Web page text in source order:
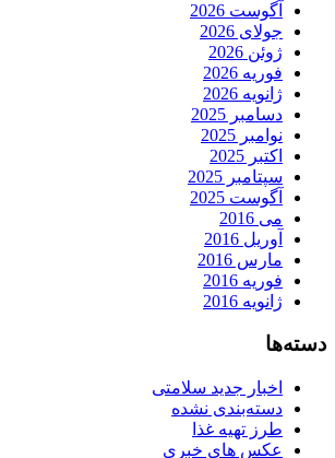
آگوست 2026
جولای 2026
ژوئن 2026
فوریه 2026
ژانویه 2026
دسامبر 2025
نوامبر 2025
اکتبر 2025
سپتامبر 2025
آگوست 2025
می 2016
آوریل 2016
مارس 2016
فوریه 2016
ژانویه 2016
دسته‌ها
اخبار جدید سلامتی
دسته‌بندی نشده
طرز تهیه غذا
عکس های خبری